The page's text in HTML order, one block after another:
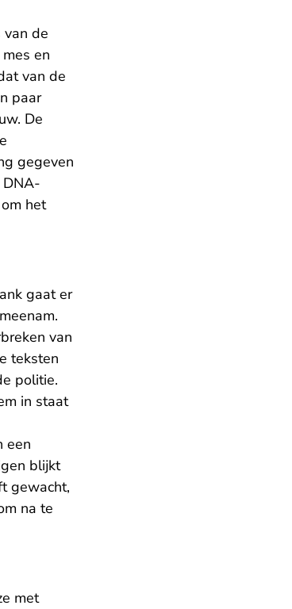
van de
en
van de
paar
De
gegeven
DNA-
het
gaat er
van
teksten
politie.
in staat
een
blijkt
gewacht,
na te
met